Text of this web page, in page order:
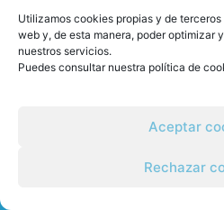
Utilizamos cookies propias y de
web y, de esta manera, poder optimizar
nuestros servicios.
Puedes consultar nuestra política de
Aceptar
Rechazar